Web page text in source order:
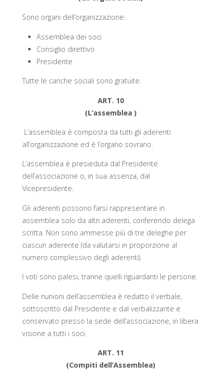
Sono organi dell’organizzazione:
Assemblea dei soci
Consiglio direttivo
Presidente
Tutte le cariche sociali sono gratuite.
ART. 10
(L’assemblea )
L’assemblea è composta da tutti gli aderenti
all’organizzazione ed è l’organo sovrano.
L’assemblea è presieduta dal Presidente
dell’associazione o, in sua assenza, dal
Vicepresidente.
Gli aderenti possono farsi rappresentare in
assemblea solo da altri aderenti, conferendo delega
scritta. Non sono ammesse più di tre deleghe per
ciascun aderente (da valutarsi in proporzione al
numero complessivo degli aderenti).
I voti sono palesi, tranne quelli riguardanti le persone.
Delle riunioni dell’assemblea è redatto il verbale,
sottoscritto dal Presidente e dal verbalizzante e
conservato presso la sede dell’associazione, in libera
visione a tutti i soci.
ART. 11
(Compiti dell’Assemblea)